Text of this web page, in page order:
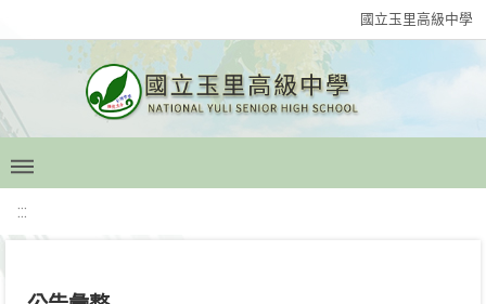
國立玉里高級中學
:::